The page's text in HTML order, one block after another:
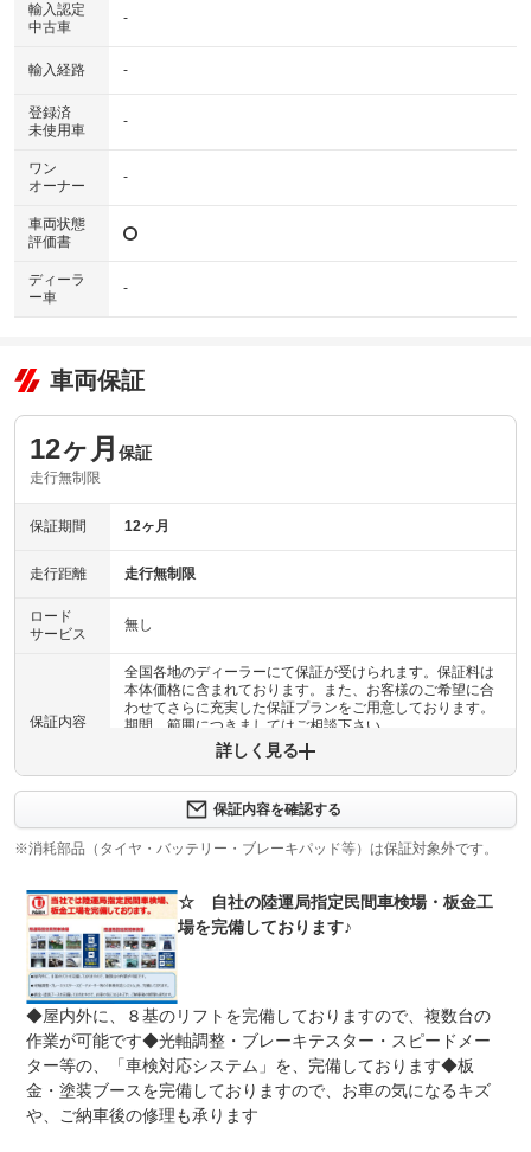
輸入認定
中古車
-
輸入経路 -
登録済
未使用車
-
ワン
オーナー
-
車両状態
評価書
ディーラ
ー車
-
車両保証
12ヶ月 保証
走行無制限
保証期間 12ヶ月
走行距離 走行無制限
ロード
サービス
無し
保証内容
全国各地のディーラーにて保証が受けられます。保証料は
本体価格に含まれております。また、お客様のご希望に合
わせてさらに充実した保証プランをご用意しております。
期間、範囲につきましてはご相談下さい。
上限金額 -
免責金 無し
保証修理
受付先
-
法定整備
整備付 法定12ヶ月または法定24ヶ月点検整備付
※車検なし・車検整備付の場合は法定24ヶ月点検整備付
※商用車は6ヶ月または12ヶ月点検整備付
国家資格整備士による（展示前点検）走行チェック・機関
詳しく見る
保証内容を確認する
※消耗部品（タイヤ・バッテリー・ブレーキパッド等）は保証対象外です。
☆ 自社の陸運局指定民間車検場・板金工
場を完備しております♪
◆屋内外に、８基のリフトを完備しておりますので、複数台の
作業が可能です◆光軸調整・ブレーキテスター・スピードメー
ター等の、「車検対応システム」を、完備しております◆板
金・塗装ブースを完備しておりますので、お車の気になるキズ
や、ご納車後の修理も承ります